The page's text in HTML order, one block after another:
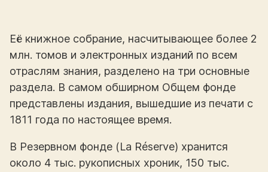
Её книжное собрание, насчитывающее более 2
млн. томов и электронных изданий по всем
отраслям знания, разделено на три основные
раздела. В самом обширном Общем фонде
представлены издания, вышедшие из печати с
1811 года по настоящее время.
В Резервном фонде (La Réserve) хранится
около 4 тыс. рукописных хроник, 150 тыс.